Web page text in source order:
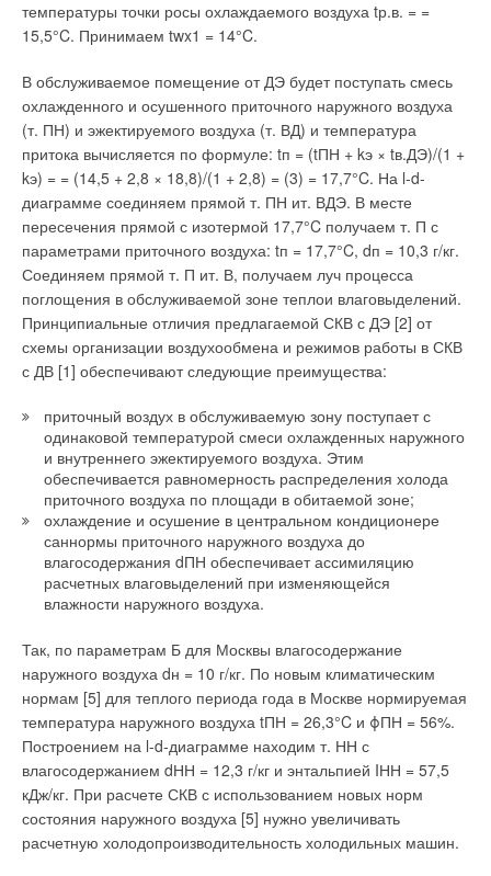
температуры точки росы охлаждаемого воздуха tр.в. = =
15,5°C. Принимаем twx1 = 14°C.
В обслуживаемое помещение от ДЭ будет поступать смесь
охлажденного и осушенного приточного наружного воздуха
(т. ПН) и эжектируемого воздуха (т. ВД) и температура
притока вычисляется по формуле: tп = (tПН + kэ × tв.ДЭ)/(1 +
kэ) = = (14,5 + 2,8 × 18,8)/(1 + 2,8) = (3) = 17,7°C. На l-d-
диаграмме соединяем прямой т. ПН ит. ВДЭ. В месте
пересечения прямой с изотермой 17,7°C получаем т. П с
параметрами приточного воздуха: tп = 17,7°C, dп = 10,3 г/кг.
Соединяем прямой т. П ит. В, получаем луч процесса
поглощения в обслуживаемой зоне теплои влаговыделений.
Принципиальные отличия предлагаемой СКВ с ДЭ [2] от
схемы организации воздухообмена и режимов работы в СКВ
с ДВ [1] обеспечивают следующие преимущества:
приточный воздух в обслуживаемую зону поступает с
одинаковой температурой смеси охлажденных наружного
и внутреннего эжектируемого воздуха. Этим
обеспечивается равномерность распределения холода
приточного воздуха по площади в обитаемой зоне;
охлаждение и осушение в центральном кондиционере
саннормы приточного наружного воздуха до
влагосодержания dПН обеспечивает ассимиляцию
расчетных влаговыделений при изменяющейся
влажности наружного воздуха.
Так, по параметрам Б для Москвы влагосодержание
наружного воздуха dн = 10 г/кг. По новым климатическим
нормам [5] для теплого периода года в Москве нормируемая
температура наружного воздуха tПН = 26,3°C и ϕПН = 56%.
Построением на l-d-диаграмме находим т. НН с
влагосодержанием dНН = 12,3 г/кг и энтальпией IНН = 57,5
кДж/кг. При расчете СКВ с использованием новых норм
состояния наружного воздуха [5] нужно увеличивать
расчетную холодопроизводительность холодильных машин.
автоматических производственных линиях производятся
стальные панельные радиаторы различных типоразмеров.
Благодаря оборудованному по последнему слову техники
логистическому центру с автоматически управляемым
складом, обеспечивается ежедневная отгрузка клиентам до
6000 радиаторов.
На протяжении многих лет компания BUDERUS производит
настенные газовые котлы, предназначенные для отопления
жилых домов и поквартирных систем теплоснабжения. С
2004 г. на рынок России поставляются настенные котлы
BUDERUS Logamax U012/U014, качество и надежность
конструкции которых в течение многих лет были доказаны
практическим опытом эксплуатации. Высокая эффективность
котлов (КПД 92 %) достигается плавным изменением
производительности: мощность горелки котла регулируется в
диапазоне от 40 до 100 % в зависимости от температуры
наружного воздуха. При этом одновременно с экономией
расходов на потребляемое топливо увеличивается
продолжительность срока службы котла, т.к. котел работает в
наиболее благоприятном режиме. Широкий ассортимент
настенных газовых котлов Logamax позволяет подобрать
оптимальный вариант для конкретных условий заказчика:
мощностью 24 или 28 кВт, открытой или закрытой камерами
сгорания, с различными вариантами приготовления горячей
предназначен комбинированный котел мощностью 24 кВт,
который позволяет приготавлять горячую воду как для
контура отопления, так и для нужд горячего водоснабжения.
При более высоких тепловых нагрузках рекомендуется
использовать комбинированный котел мощностью 28 кВт или
котел мощностью 28 кВт со встроенным бакомнакопителем
горячей воды емкостью 60 л. Если существует потребность в
большем количестве воды для нужд горячего
водоснабжения, то наилучшим решением в этой ситуации